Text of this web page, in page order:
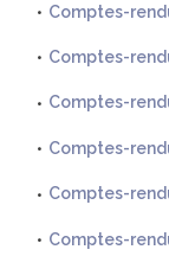
Comptes-
Comptes-
Comptes-
Comptes-
Comptes-
Comptes-